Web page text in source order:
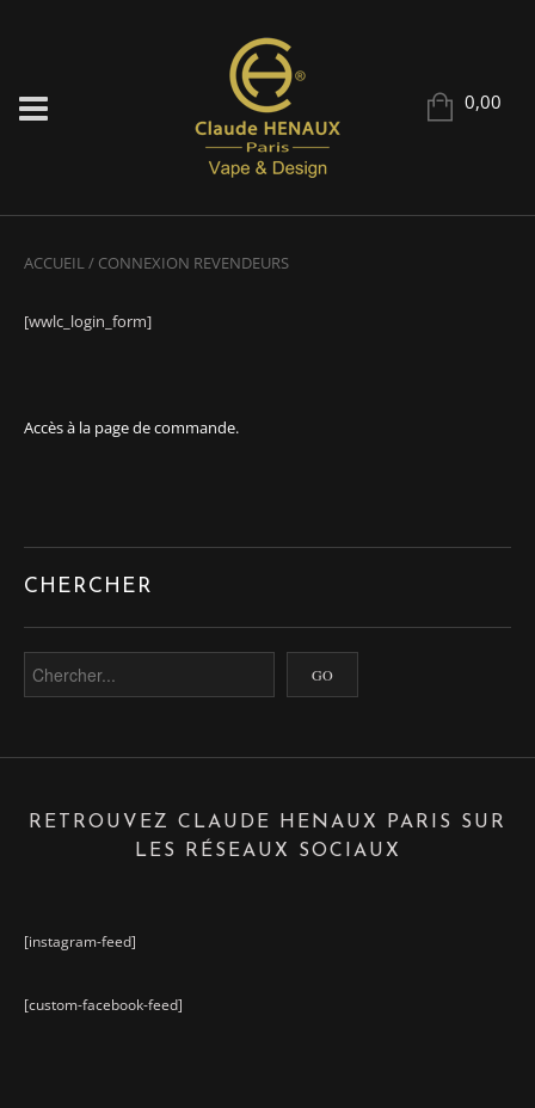
0,00
ACCUEIL/ CONNEXION REVENDEURS
[wwlc_login_form]
Accès à la page de commande.
CHERCHER
RETROUVEZ CLAUDE HENAUX PARIS SUR
LES RÉSEAUX SOCIAUX
[instagram-feed]
[custom-facebook-feed]